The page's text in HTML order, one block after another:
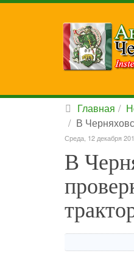
Главная
В
Среда, 12 декабря
В